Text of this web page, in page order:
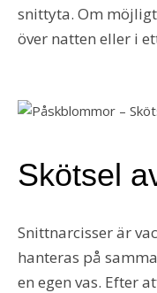
snittyta. Om
över natten eller i
Skötsel
Snittnarcisser är
hanteras på
en egen vas. Efter